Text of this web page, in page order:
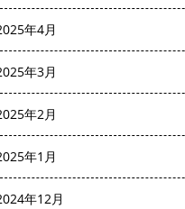
年4月
年3月
年2月
年1月
年12月